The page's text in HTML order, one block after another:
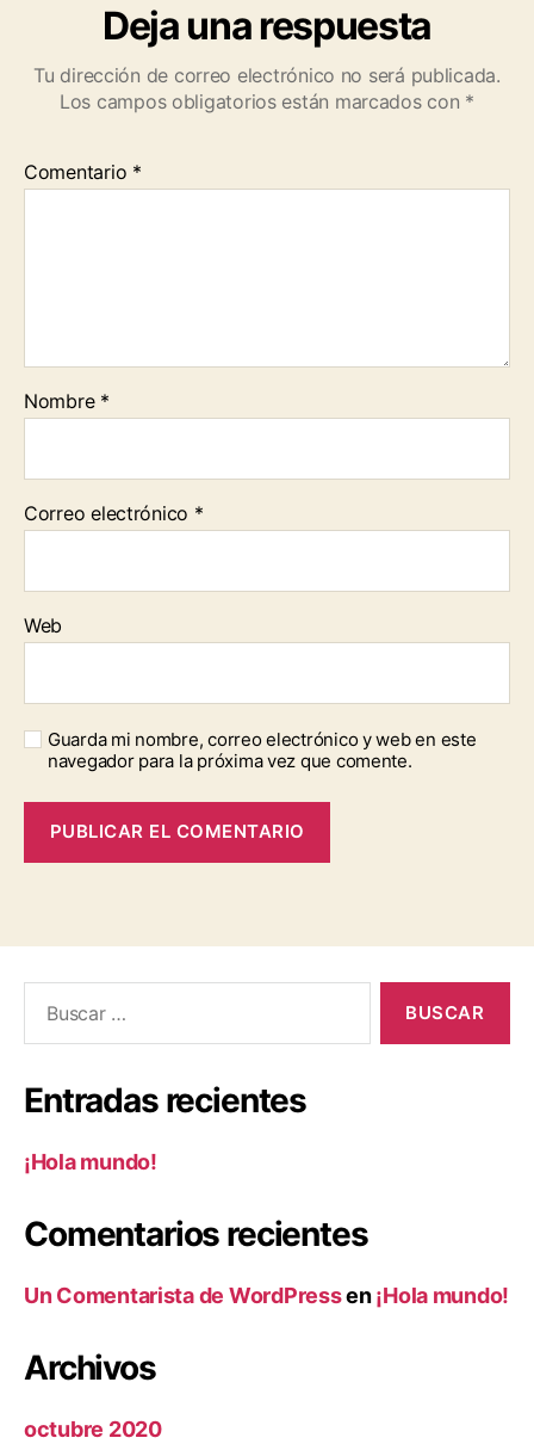
Deja una respuesta
Tu dirección de correo electrónico no será publicada.
Los campos obligatorios están marcados con *
Comentario *
Nombre *
Correo electrónico *
Web
Guarda mi nombre, correo electrónico y web en este
navegador para la próxima vez que comente.
Entradas recientes
¡Hola mundo!
Comentarios recientes
Un Comentarista de WordPressen¡Hola mundo!
Archivos
octubre 2020